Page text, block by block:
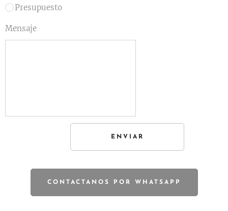
Presupuesto
Mensaje
ENVIAR
CONTACTANOS POR WHATSAPP